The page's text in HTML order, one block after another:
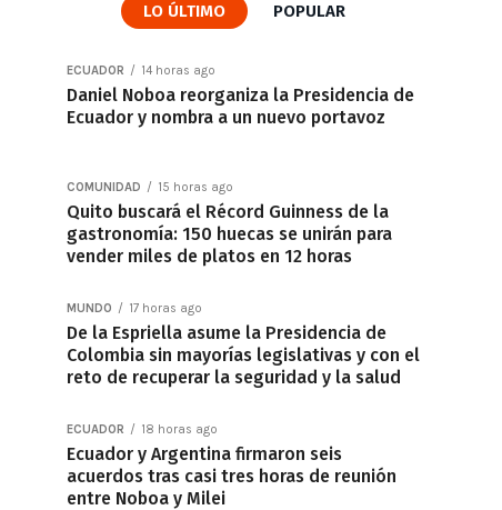
LO ÚLTIMO POPULAR
ECUADOR 14 horas ago
Daniel Noboa reorganiza la Presidencia de
Ecuador y nombra a un nuevo portavoz
COMUNIDAD 15 horas ago
Quito buscará el Récord Guinness de la
gastronomía: 150 huecas se unirán para
vender miles de platos en 12 horas
MUNDO 17 horas ago
De la Espriella asume la Presidencia de
Colombia sin mayorías legislativas y con el
reto de recuperar la seguridad y la salud
ECUADOR 18 horas ago
Ecuador y Argentina firmaron seis
acuerdos tras casi tres horas de reunión
entre Noboa y Milei